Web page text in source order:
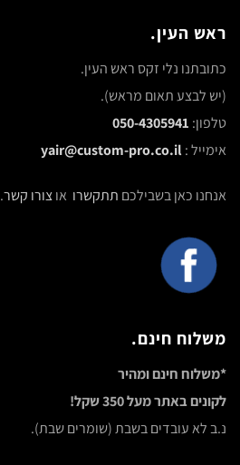
ראש העין.
כתובתנו נלי זקס ראש העין.
(יש לבצע תאום מראש).
טלפון: 050-4305941
אימייל :yair@custom-pro.co.il
אנחנו כאן בשבילכם תתקשרו אוצורו קשר.
משלוח חינם.
*משלוח חינם ומהיר
לקונים באתר מעל 350 שקל!
נ.ב לא עובדים בשבת (שומרים שבת).